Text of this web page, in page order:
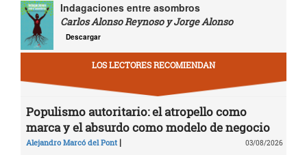
Indagaciones entre asombros
Carlos Alonso Reynoso y Jorge Alonso
Descargar
LOS LECTORES RECOMIENDAN
Populismo autoritario: el atropello como
marca y el absurdo como modelo de negocio
Alejandro Marcó del Pont | 03/08/2026